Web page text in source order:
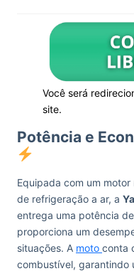
Você será
site.
Potência e
Equipada com um
de refrigeração a ar, a
entrega uma potência
proporciona um
situações. A moto conta
combustível, garantindo